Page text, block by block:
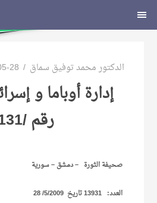
التجاوز
الشريط
الدكتور محمد توفيق سماق
28
إدارة أوباما و
رقم /131/
صحيفة الثورة – دمشق – سورية
العدد: 13931 تاريخ 5/2009/ 28